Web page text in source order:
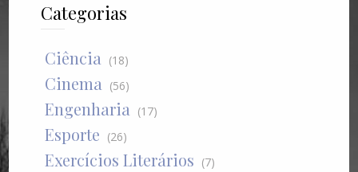
Categorias
Ciência (18)
Cinema (56)
Engenharia (17)
Esporte (26)
Exercícios Literários (7)